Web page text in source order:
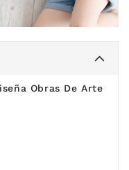
Obras De Arte